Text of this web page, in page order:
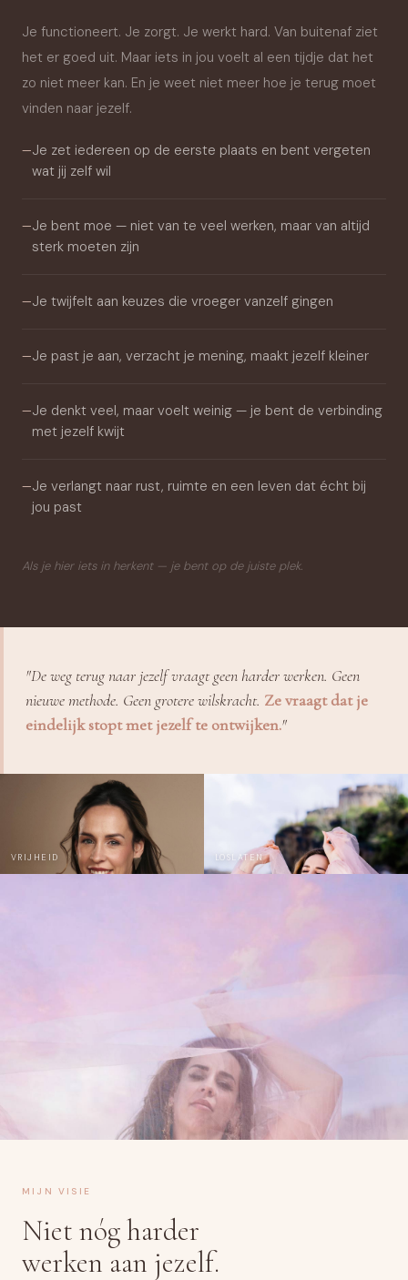
Je functioneert. Je zorgt. Je werkt hard. Van buitenaf ziet
het er goed uit. Maar iets in jou voelt al een tijdje dat het
zo niet meer kan. En je weet niet meer hoe je terug moet
vinden naar jezelf.
—Je zet iedereen op de eerste plaats en bent vergeten
wat jij zelf wil
—Je bent moe — niet van te veel werken, maar van altijd
sterk moeten zijn
—Je twijfelt aan keuzes die vroeger vanzelf gingen
—Je past je aan, verzacht je mening, maakt jezelf kleiner
—Je denkt veel, maar voelt weinig — je bent de verbinding
met jezelf kwijt
—Je verlangt naar rust, ruimte en een leven dat écht bij
jou past
Als je hier iets in herkent — je bent op de juiste plek.
"De weg terug naar jezelf vraagt geen harder werken. Geen
nieuwe methode. Geen grotere wilskracht. Ze vraagt dat je
eindelijk stopt met jezelf te ontwijken."
VRIJHEID LOSLATEN
MIJN VISIE
Niet nóg harder
werken aan jezelf.